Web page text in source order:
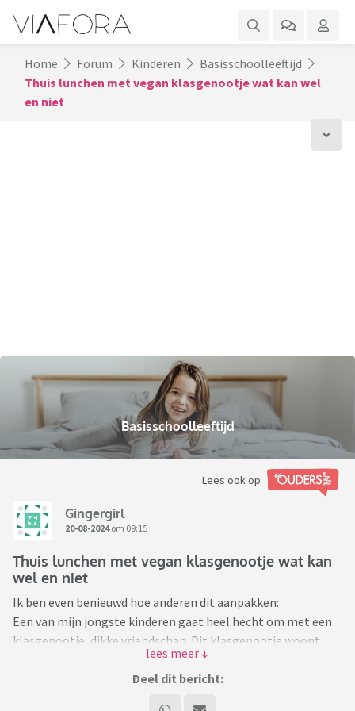
Home Forum Kinderen
Basisschoolleeftijd
Thuis lunchen met vegan klasgenootje wat kan wel
en niet
Basisschoolleeftijd
Lees ook op
Gingergirl
20-08-2024om 09:15
Thuis lunchen met vegan klasgenootje wat kan
wel en niet
Ik ben even benieuwd hoe anderen dit aanpakken:
Een van mijn jongste kinderen gaat heel hecht om met een
klasgenootje, dikke vriendschap. Dit klasgenootje woont
ook vlakbij ons dus ze komen veelvuldig bij elkaar over de
vloer. Op woensdag luncht het klasgenootje geregeld bij ons
Deel dit bericht: